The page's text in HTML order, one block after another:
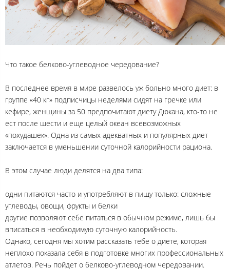
Что такое белково-углеводное чередование?
В последнее время в мире развелось уж больно много диет: в
группе «40 кг» подписчицы неделями сидят на гречке или
кефире, женщины за 50 предпочитают диету Дюкана, кто-то не
ест после шести и еще целый океан всевозможных
«похудашек». Одна из самых адекватных и популярных диет
заключается в уменьшении суточной калорийности рациона.
В этом случае люди делятся на два типа:
одни питаются часто и употребляют в пищу только: сложные
углеводы, овощи, фрукты и белки
другие позволяют себе питаться в обычном режиме, лишь бы
вписаться в необходимую суточную калорийность.
Однако, сегодня мы хотим рассказать тебе о диете, которая
неплохо показала себя в подготовке многих профессиональных
атлетов. Речь пойдет о белково-углеводном чередовании.